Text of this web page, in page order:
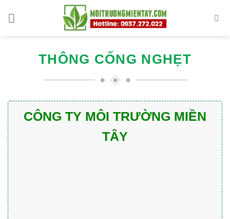
THÔNG CỐNG NGHẸT
CÔNG TY MÔI TRƯỜNG MIỀN
TÂY